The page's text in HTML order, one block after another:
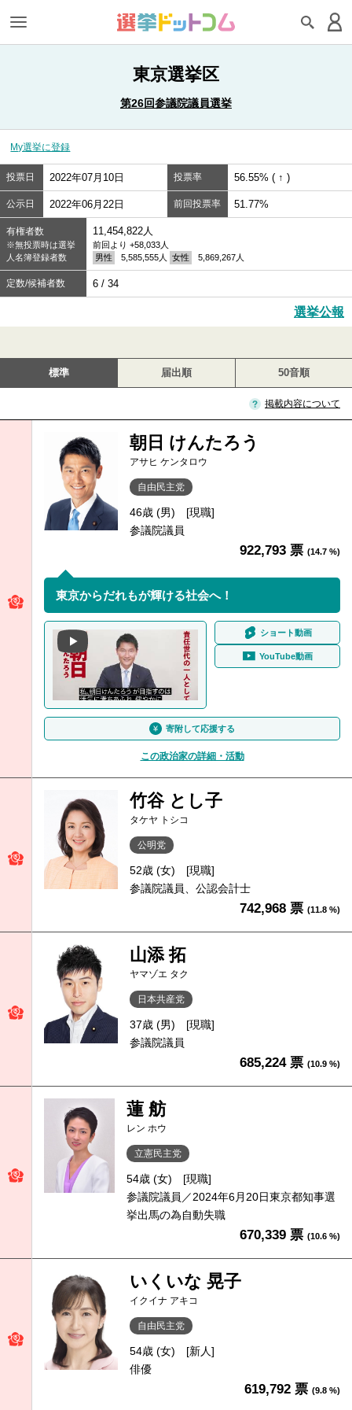
東京選挙区
第26回参議院議員選挙
My選挙に登録
投票日 2022年07月10日 投票率 56.55% ( ↑ )
公示日 2022年06月22日 前回投票率 51.77%
有権者数
※無投票時は選挙
人名簿登録者数
11,454,822人
前回より +58,033人
男性
5,585,555人 女性 5,869,267人
定数/候補者数 6 / 34
選挙公報
標準 届出順 50音順
掲載内容について
朝日 けんたろう
アサヒ ケンタロウ
自由民主党
46歳 (男)
[現職]
参議院議員
922,793 票 (14.7 %)
東京からだれもが輝ける社会へ！
ショート動画
YouTube動画
寄附して応援する
この政治家の詳細・活動
竹谷 とし子
タケヤ トシコ
公明党
52歳 (女)
[現職]
参議院議員、公認会計士
742,968 票 (11.8 %)
山添 拓
ヤマゾエ タク
日本共産党
37歳 (男)
[現職]
参議院議員
685,224 票 (10.9 %)
蓮 舫
レン ホウ
立憲民主党
54歳 (女)
[現職]
参議院議員／2024年6月20日東京都知事選
挙出馬の為自動失職
670,339 票 (10.6 %)
いくいな 晃子
イクイナ アキコ
自由民主党
54歳 (女)
[新人]
俳優
619,792 票 (9.8 %)